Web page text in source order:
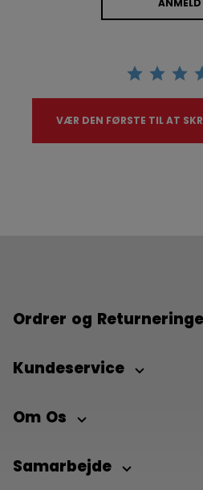
VÆR DEN FØRSTE TIL AT
Ordrer og
Kundeservice
Om Os
Samarbejde